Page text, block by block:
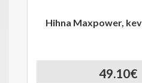
Hihna Maxpower,
49.10€